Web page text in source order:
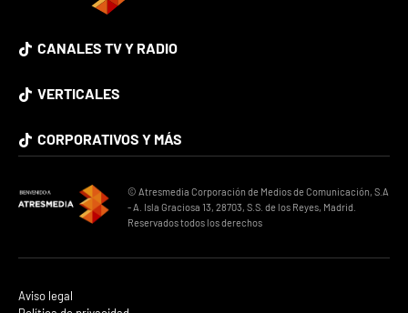
CANALES TV Y RADIO
VERTICALES
CORPORATIVOS Y MÁS
© Atresmedia Corporación de Medios de Comunicación, S.A
- A. Isla Graciosa 13, 28703, S.S. de los Reyes, Madrid.
Reservados todos los derechos
Aviso legal